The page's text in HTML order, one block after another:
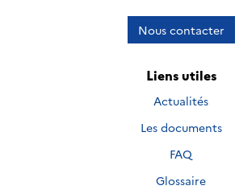
Nous contacter
Liens utiles
Actualités
Les documents
FAQ
Glossaire